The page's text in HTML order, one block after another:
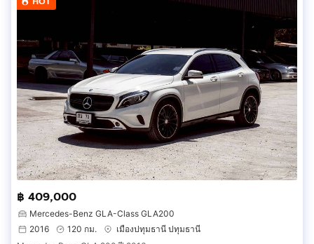
฿ 409,000
Mercedes-Benz GLA-Class GLA200
2016
120 กม.
เมืองปทุมธานี ปทุมธานี